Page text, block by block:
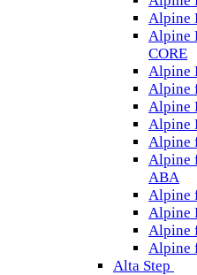
Alpine
Alpine
CORE
Alpine
Alpine
Alpine
Alpine
Alpine
Alpine
ABA
Alpine
Alpine
Alpine
Alpine
Alta Step